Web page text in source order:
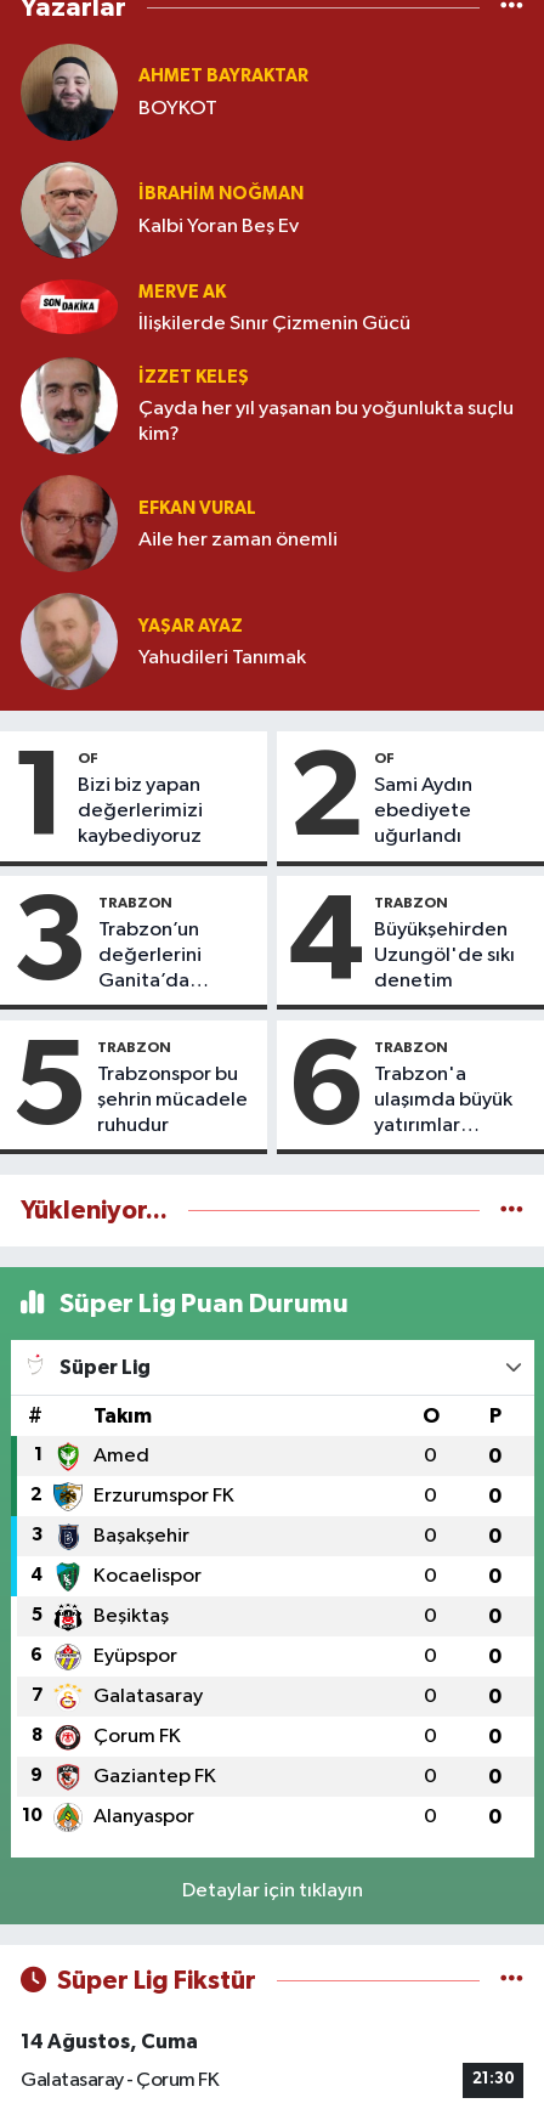
Yazarlar
AHMET BAYRAKTAR
BOYKOT
İBRAHIM NOĞMAN
Kalbi Yoran Beş Ev
MERVE AK
İlişkilerde Sınır Çizmenin Gücü
İZZET KELEŞ
Çayda her yıl yaşanan bu yoğunlukta suçlu
kim?
EFKAN VURAL
Aile her zaman önemli
YAŞAR AYAZ
Yahudileri Tanımak
1 OF
Bizi biz yapan
değerlerimizi
kaybediyoruz
2 OF
Sami Aydın
ebediyete
uğurlandı
3 TRABZON
Trabzon’un
değerlerini
Ganita’da
yaşatıyoruz
4 TRABZON
Büyükşehirden
Uzungöl'de sıkı
denetim
5 TRABZON
Trabzonspor bu
şehrin mücadele
ruhudur
6 TRABZON
Trabzon'a
ulaşımda büyük
yatırımlar
yapılıyor
Yükleniyor...
Süper Lig Puan Durumu
Süper Lig
# Takım O P
1 Amed 0 0
2 Erzurumspor FK 0 0
3 Başakşehir 0 0
4 Kocaelispor 0 0
5 Beşiktaş 0 0
6 Eyüpspor 0 0
7 Galatasaray 0 0
8 Çorum FK 0 0
9 Gaziantep FK 0 0
10 Alanyaspor 0 0
Detaylar için tıklayın
Süper Lig Fikstür
14 Ağustos, Cuma
Galatasaray - Çorum FK
21:30